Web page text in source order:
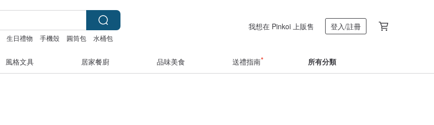
生日禮物 手機殼 圓筒包 水桶包
我想在 Pinkoi 上販售 登入/註冊
風格文具 居家餐廚 品味美食 送禮指南 所有分類